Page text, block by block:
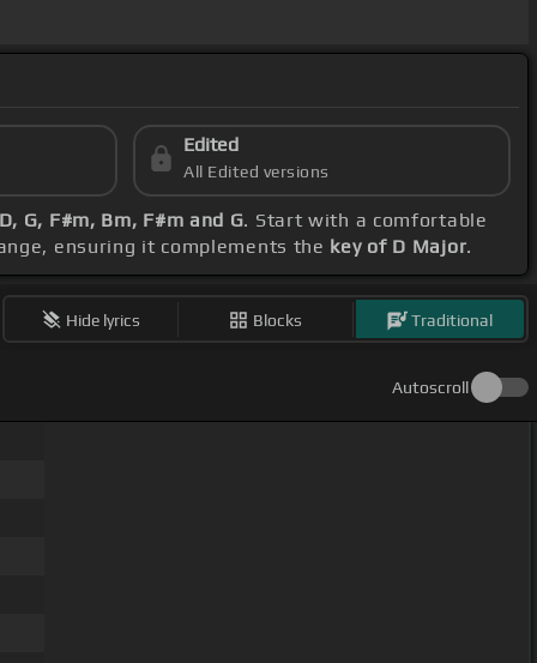
Edited
All Edited versions
G, F#m, Bm, F#m and G. Start with a comfortable
ensuring it complements the key of D Major.
Hide lyrics Blocks Traditional
Autoscroll